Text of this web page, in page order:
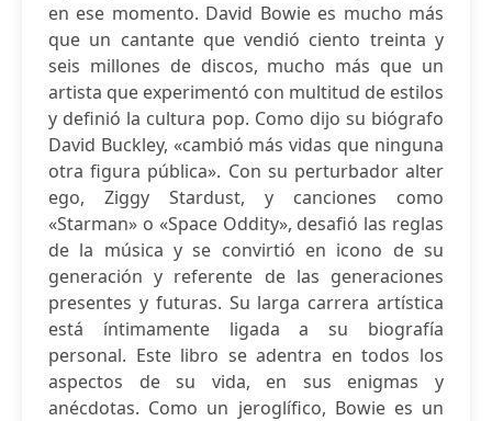
en ese momento. David Bowie es mucho más
que un cantante que vendió ciento treinta y
seis millones de discos, mucho más que un
artista que experimentó con multitud de estilos
y definió la cultura pop. Como dijo su biógrafo
David Buckley, «cambió más vidas que ninguna
otra figura pública». Con su perturbador alter
ego, Ziggy Stardust, y canciones como
«Starman» o «Space Oddity», desafió las reglas
de la música y se convirtió en icono de su
generación y referente de las generaciones
presentes y futuras. Su larga carrera artística
está íntimamente ligada a su biografía
personal. Este libro se adentra en todos los
aspectos de su vida, en sus enigmas y
anécdotas. Como un jeroglífico, Bowie es un